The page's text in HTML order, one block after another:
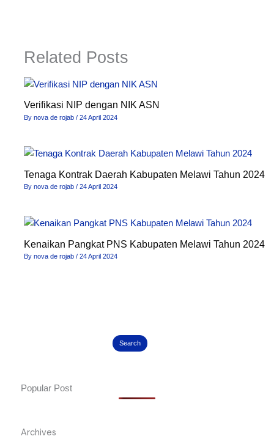
Related Posts
Verifikasi NIP dengan NIK ASN
Bynova de rojab/24 April 2024
Tenaga Kontrak Daerah Kabupaten Melawi Tahun 2024
Bynova de rojab/24 April 2024
Kenaikan Pangkat PNS Kabupaten Melawi Tahun 2024
Bynova de rojab/24 April 2024
Search
Popular Post
Archives